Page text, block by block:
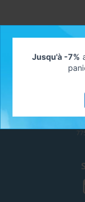
Jusqu'à -7%